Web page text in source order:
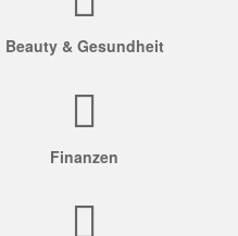
Beauty & Gesundheit
Finanzen